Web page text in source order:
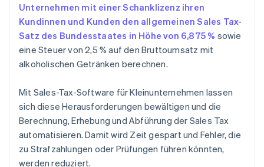
Unternehmen mit einer Schanklizenz ihren
Kundinnen und Kunden den allgemeinen Sales Tax-
Satz des Bundesstaates in Höhe von 6,875 % sowie
eine Steuer von 2,5 % auf den Bruttoumsatz mit
alkoholischen Getränken berechnen.
Mit Sales-Tax-Software für Kleinunternehmen lassen
sich diese Herausforderungen bewältigen und die
Berechnung, Erhebung und Abführung der Sales Tax
automatisieren. Damit wird Zeit gespart und Fehler, die
zu Strafzahlungen oder Prüfungen führen könnten,
werden reduziert.